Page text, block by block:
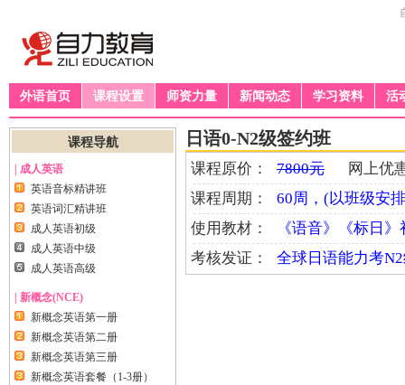
外语首页 课程设置 师资力量 新闻动态 学习资料 活
课程导航
| 成人英语
英语音标精讲班
英语词汇精讲班
成人英语初级
成人英语中级
成人英语高级
| 新概念(NCE)
新概念英语第一册
新概念英语第二册
新概念英语第三册
新概念英语套餐（1-3册）
日语0-N2级签约班
课程原价： 7800元
网上优
课程周期：
60周，(以班级安
使用教材：
《语音》《标日
考核发证：
全球日语能力考